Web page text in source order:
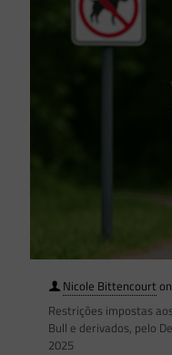
Nicole Bittencourton
Restrições impostas
Bull e derivados, pelo
2025